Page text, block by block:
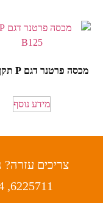
מכסה פרטנר דגם P תקן B125
מידע נוסף
6225711, 04-6330944, 04-6225998